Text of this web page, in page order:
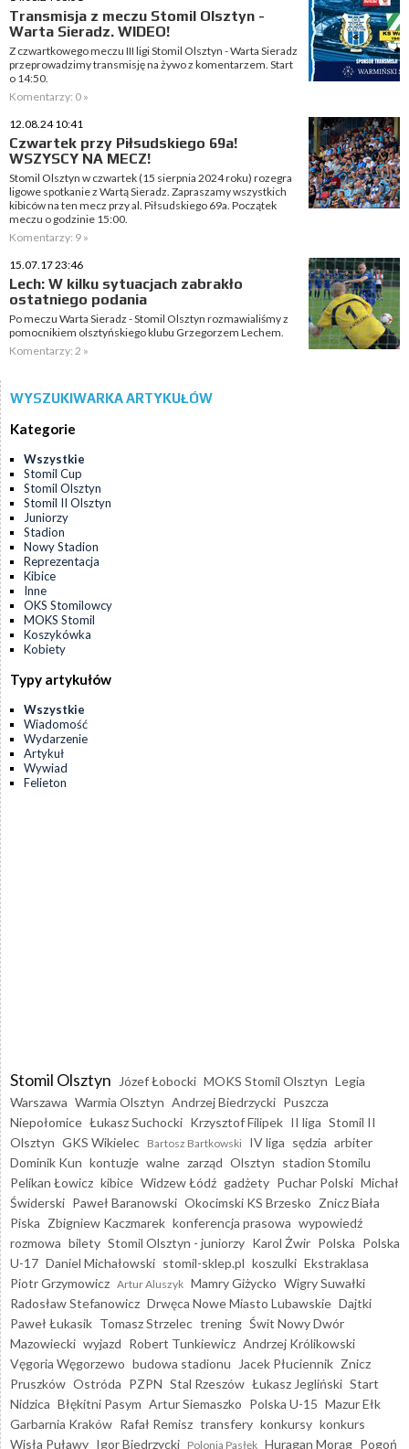
Transmisja z meczu Stomil Olsztyn -
Warta Sieradz. WIDEO!
Z czwartkowego meczu III ligi Stomil Olsztyn - Warta Sieradz
przeprowadzimy transmisję na żywo z komentarzem. Start
o 14:50.
Komentarzy: 0 »
12.08.24 10:41
Czwartek przy Piłsudskiego 69a!
WSZYSCY NA MECZ!
Stomil Olsztyn w czwartek (15 sierpnia 2024 roku) rozegra
ligowe spotkanie z Wartą Sieradz. Zapraszamy wszystkich
kibiców na ten mecz przy al. Piłsudskiego 69a. Początek
meczu o godzinie 15:00.
Komentarzy: 9 »
15.07.17 23:46
Lech: W kilku sytuacjach zabrakło
ostatniego podania
Po meczu Warta Sieradz - Stomil Olsztyn rozmawialiśmy z
pomocnikiem olsztyńskiego klubu Grzegorzem Lechem.
Komentarzy: 2 »
WYSZUKIWARKA ARTYKUŁÓW
Kategorie
Wszystkie
Stomil Cup
Stomil Olsztyn
Stomil II Olsztyn
Juniorzy
Stadion
Nowy Stadion
Reprezentacja
Kibice
Inne
OKS Stomilowcy
MOKS Stomil
Koszykówka
Kobiety
Typy artykułów
Wszystkie
Wiadomość
Wydarzenie
Artykuł
Wywiad
Felieton
Stomil Olsztyn Józef Łobocki MOKS Stomil Olsztyn Legia
Warszawa Warmia Olsztyn Andrzej Biedrzycki Puszcza
Niepołomice Łukasz Suchocki Krzysztof Filipek II liga Stomil II
Olsztyn GKS Wikielec Bartosz Bartkowski IV liga sędzia arbiter
Dominik Kun kontuzje walne zarząd Olsztyn stadion Stomilu
Pelikan Łowicz kibice Widzew Łódź gadżety Puchar Polski Michał
Świderski Paweł Baranowski Okocimski KS Brzesko Znicz Biała
Piska Zbigniew Kaczmarek konferencja prasowa wypowiedź
rozmowa bilety Stomil Olsztyn - juniorzy Karol Żwir Polska Polska
U-17 Daniel Michałowski stomil-sklep.pl koszulki Ekstraklasa
Piotr Grzymowicz Artur Aluszyk Mamry Giżycko Wigry Suwałki
Radosław Stefanowicz Drwęca Nowe Miasto Lubawskie Dajtki
Paweł Łukasik Tomasz Strzelec trening Świt Nowy Dwór
Mazowiecki wyjazd Robert Tunkiewicz Andrzej Królikowski
Vęgoria Węgorzewo budowa stadionu Jacek Płuciennik Znicz
Pruszków Ostróda PZPN Stal Rzeszów Łukasz Jegliński Start
Nidzica Błękitni Pasym Artur Siemaszko Polska U-15 Mazur Ełk
Garbarnia Kraków Rafał Remisz transfery konkursy konkurs
Wisła Puławy Igor Biedrzycki Polonia Pasłęk Huragan Morąg Pogoń